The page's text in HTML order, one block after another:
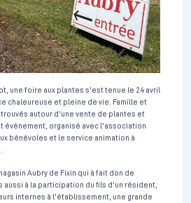
une foire aux plantes s'est tenue le 24 avril
chaleureuse et pleine de vie. Famille et
autour d'une vente de plantes et
évènement, organisé avec l'association
bénévoles et le service animation à
Aubry de Fixin qui à fait don de
aussi à la participation du fils d'un résident,
internes à l'établissement, une grande